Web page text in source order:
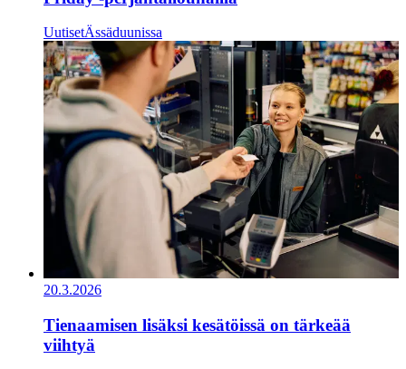
UutisetÄssäduunissa
20.3.2026
Tienaamisen lisäksi kesätöissä on tärkeää
viihtyä